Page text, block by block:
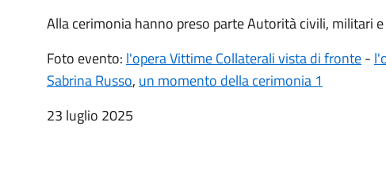
Alla cerimonia hanno preso parte Autorità civili, militari
Foto evento: l'opera Vittime Collaterali vista di fronte-
Sabrina Russo, un momento della cerimonia 1
23 luglio 2025